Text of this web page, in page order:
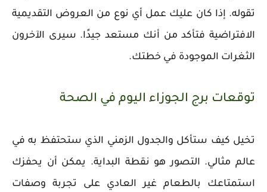
تقوله. إذا كان عليك عمل أي نوع من العروض التقديمية
الافتراضية فتأكد من أنك مستعد جيدًا. سيرى الآخرون
الثغرات الموجودة في خطتك.
توقعات برج الجوزاء اليوم في الصحة
تخيل كيف ستأكل والجدول الزمني الذي ستحتفظ به في
عالم مثالي. التصور هو نقطة البداية. يمكن أن يحفزك
استمتاعك بالطعام غير العادي على تجربة وصفات